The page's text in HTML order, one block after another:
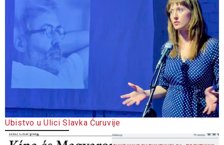
Ubistvo u Ulici Slavka Ćuruvije